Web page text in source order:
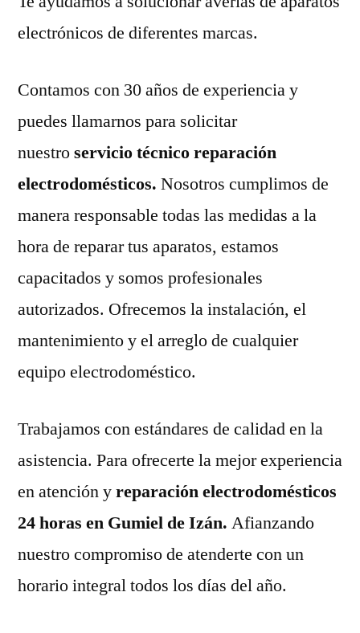
electrónicos de diferentes marcas.
Contamos con 30 años de experiencia y
puedes llamarnos para solicitar
nuestroservicio técnico reparación
electrodomésticos. Nosotros cumplimos de
manera responsable todas las medidas a la
hora de reparar tus aparatos, estamos
capacitados y somos profesionales
autorizados. Ofrecemos la instalación, el
mantenimiento y el arreglo de cualquier
equipo electrodoméstico.
Trabajamos con estándares de calidad en la
asistencia. Para ofrecerte la mejor experiencia
en atención yreparación electrodomésticos
24 horas en Gumiel de Izán. Afianzando
nuestro compromiso de atenderte con un
horario integral todos los días del año.